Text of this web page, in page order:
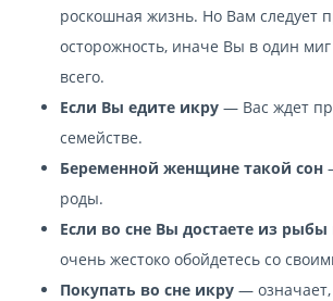
роскошная жизнь. Но Вам следует
осторожность, иначе Вы в один
всего.
Если Вы едите икру — Вас ждет
семействе.
Беременной женщине такой сон
роды.
Если во сне Вы достаете из рыбы
очень жестоко обойдетесь со
Покупать во сне икру — означает,